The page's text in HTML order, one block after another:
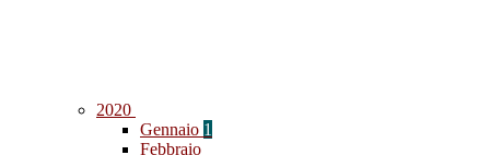
2020
Gennaio 1
Febbraio